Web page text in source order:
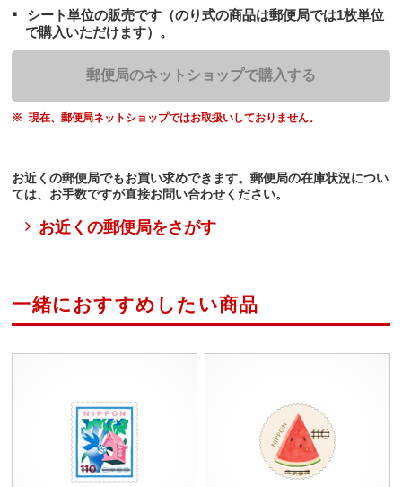
シート単位の販売です（のり式の商品は郵便局では1枚単位
で購入いただけます）。
郵便局のネットショップで購入する
現在、郵便局ネットショップではお取扱いしておりません。
お近くの郵便局でもお買い求めできます。郵便局の在庫状況につい
ては、お手数ですが直接お問い合わせください。
お近くの郵便局をさがす
一緒におすすめしたい商品